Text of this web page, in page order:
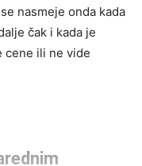
nasmeje onda kada
čak i kada je
cene ili ne vide